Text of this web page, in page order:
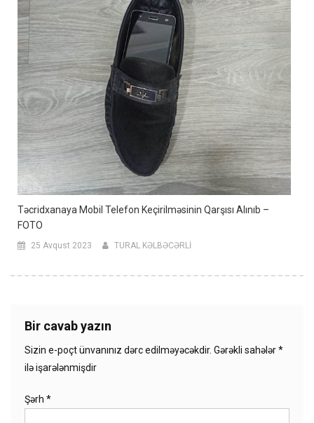
Təcridxanaya Mobil Telefon Keçirilməsinin Qarşısı Alınıb –
FOTO
25 Avqust 2023 TURAL KƏLBƏCƏRLİ
Bir cavab yazın
Sizin e-poçt ünvanınız dərc edilməyəcəkdir. Gərəkli sahələr*
ilə işarələnmişdir
Şərh *